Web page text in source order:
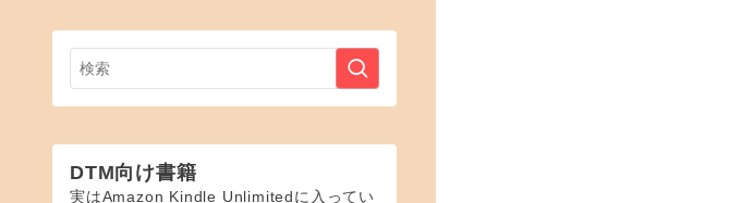
DTM向け書籍
実はAmazon Kindle Unlimitedに入ってい